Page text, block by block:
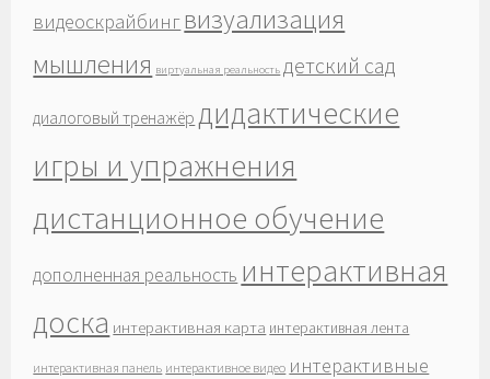
видеоскрайбинг визуализация
мышления виртуальная реальность детский сад
диалоговый тренажёр дидактические
игры и упражнения
дистанционное обучение
дополненная реальность интерактивная
доска интерактивная карта интерактивная лента
интерактивная панель интерактивное видео интерактивные